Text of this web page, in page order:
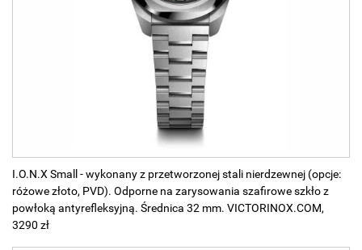
I.O.N.X Small - wykonany z przetworzonej stali nierdzewnej (opcje:
różowe złoto, PVD). Odporne na zarysowania szafirowe szkło z
powłoką antyrefleksyjną. Średnica 32 mm. VICTORINOX.COM,
3290 zł